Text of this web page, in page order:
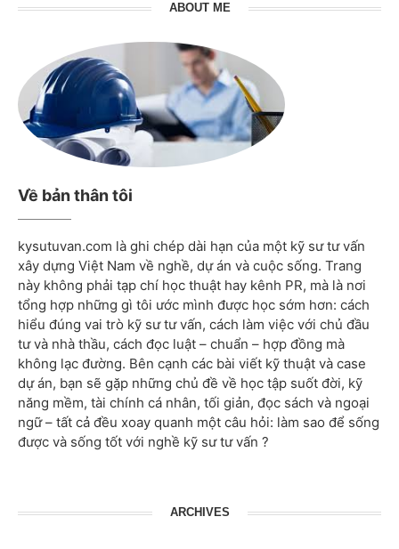
ABOUT ME
Về bản thân tôi
kysutuvan.com là ghi chép dài hạn của một kỹ sư tư vấn
xây dựng Việt Nam về nghề, dự án và cuộc sống. Trang
này không phải tạp chí học thuật hay kênh PR, mà là nơi
tổng hợp những gì tôi ước mình được học sớm hơn: cách
hiểu đúng vai trò kỹ sư tư vấn, cách làm việc với chủ đầu
tư và nhà thầu, cách đọc luật – chuẩn – hợp đồng mà
không lạc đường. Bên cạnh các bài viết kỹ thuật và case
dự án, bạn sẽ gặp những chủ đề về học tập suốt đời, kỹ
năng mềm, tài chính cá nhân, tối giản, đọc sách và ngoại
ngữ – tất cả đều xoay quanh một câu hỏi: làm sao để sống
được và sống tốt với nghề kỹ sư tư vấn ?
ARCHIVES